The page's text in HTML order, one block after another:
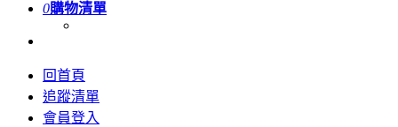
0購物清單
回首頁
追蹤清單
會員登入